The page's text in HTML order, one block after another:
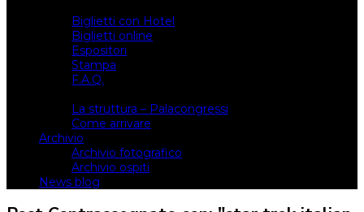
Biglietti con Hotel
Biglietti online
Espositori
Stampa
F.A.Q.
La struttura – Palacongressi
Come arrivare
Archivio
Archivio fotografico
Archivio ospiti
News blog